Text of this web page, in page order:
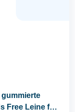
Free Leine für